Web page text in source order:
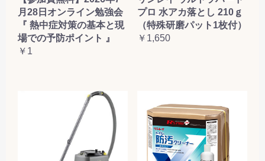
月28日オンライン勉強会
『 熱中症対策の基本と現
場での予防ポイント 』
￥1
プロ 水アカ落とし 210ｇ
（特殊研磨パット1枚付）
￥1,650